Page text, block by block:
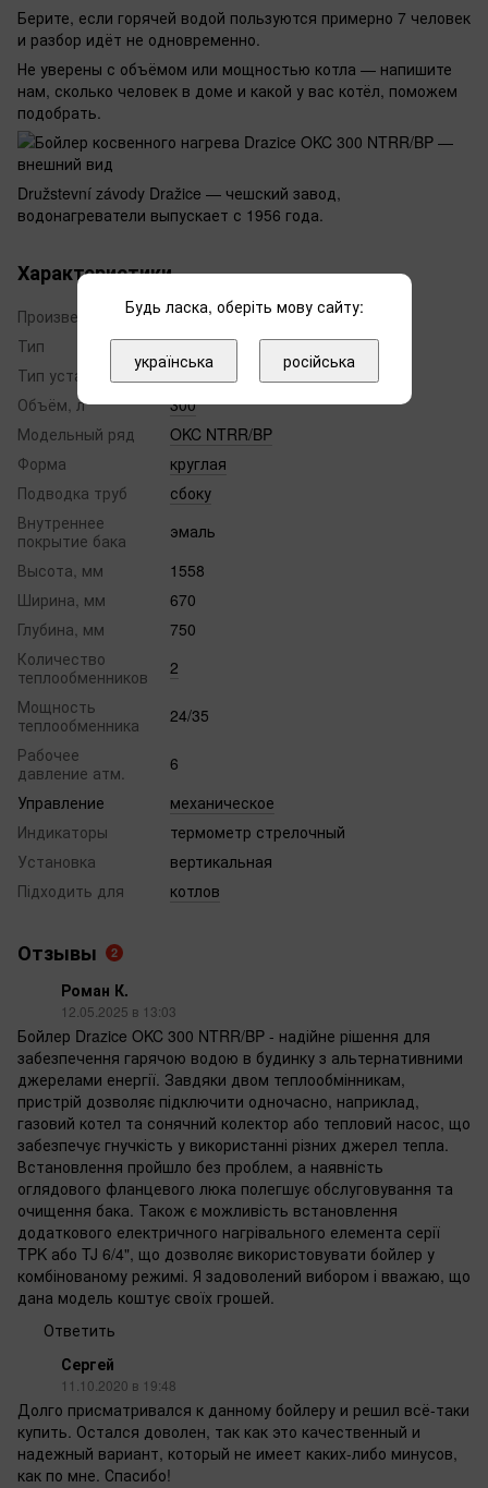
Берите, если горячей водой пользуются примерно 7 человек
и разбор идёт не одновременно.
Не уверены с объёмом или мощностью котла — напишите
нам, сколько человек в доме и какой у вас котёл, поможем
подобрать.
Družstevní závody Dražice — чешский завод,
водонагреватели выпускает с 1956 года.
Характеристики
Произведено в
Чехия
Тип
бойлер косвенного нагрева
Тип установки
напольный
Объём, л
300
Модельный ряд
OKC NTRR/BP
Форма
круглая
Подводка труб
сбоку
Внутреннее
покрытие бака
эмаль
Высота, мм
1558
Ширина, мм
670
Глубина, мм
750
Количество
теплообменников
2
Мощность
теплообменника
24/35
Рабочее
давление атм.
6
Управление
механическое
Индикаторы
термометр стрелочный
Установка
вертикальная
Підходить для
котлов
Отзывы 2
Роман К.
12.05.2025 в 13:03
Бойлер Drazice OKC 300 NTRR/BP - надійне рішення для
забезпечення гарячою водою в будинку з альтернативними
джерелами енергії. Завдяки двом теплообмінникам,
пристрій дозволяє підключити одночасно, наприклад,
газовий котел та сонячний колектор або тепловий насос, що
забезпечує гнучкість у використанні різних джерел тепла.
Встановлення пройшло без проблем, а наявність
оглядового фланцевого люка полегшує обслуговування та
очищення бака. Також є можливість встановлення
додаткового електричного нагрівального елемента серії
TPK або TJ 6/4", що дозволяє використовувати бойлер у
комбінованому режимі. Я задоволений вибором і вважаю, що
дана модель коштує своїх грошей.
Ответить
Сергей
11.10.2020 в 19:48
Долго присматривался к данному бойлеру и решил всё-таки
купить. Остался доволен, так как это качественный и
надежный вариант, который не имеет каких-либо минусов,
как по мне. Спасибо!
Будь ласка, оберіть мову сайту:
українська російська